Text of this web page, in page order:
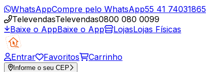
WhatsAppCompre pelo WhatsApp55 41 74031865
TelevendasTelevendas0800 080 0099
Baixe o AppBaixe o App LojasLojas Físicas
Entrar Favoritos Carrinho
Informe o seu CEP